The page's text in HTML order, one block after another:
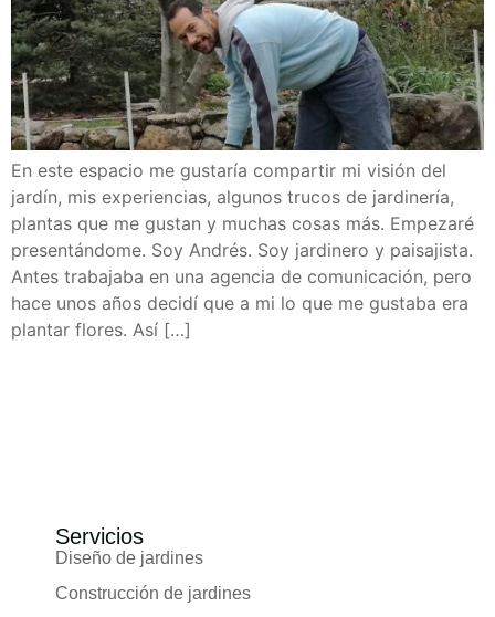
En este espacio me gustaría compartir mi visión del
jardín, mis experiencias, algunos trucos de jardinería,
plantas que me gustan y muchas cosas más. Empezaré
presentándome. Soy Andrés. Soy jardinero y paisajista.
Antes trabajaba en una agencia de comunicación, pero
hace unos años decidí que a mi lo que me gustaba era
plantar flores. Así […]
Servicios
Diseño de jardines
Construcción de jardines